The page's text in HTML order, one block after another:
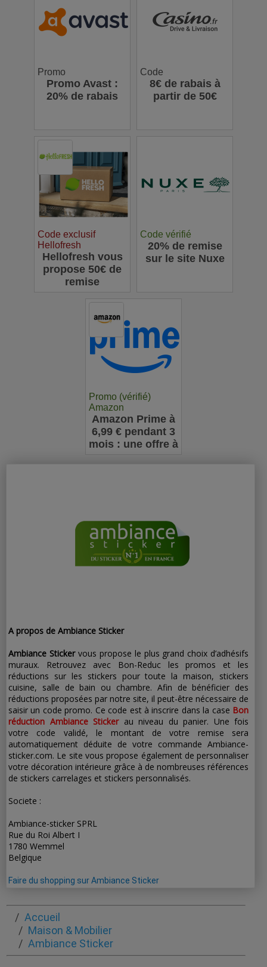
Promo
Promo Avast :
20% de rabais
Code
8€ de rabais à
partir de 50€
Code exclusif
Hellofresh
Hellofresh vous
propose 50€ de
remise
Code vérifié
20% de remise
sur le site Nuxe
Promo (vérifié)
Amazon
Amazon Prime à
6,99 € pendant 3
mois : une offre à
A propos de Ambiance Sticker
Ambiance Stickervous propose le plus grand choix d’adhésifs
muraux. Retrouvez avec Bon-Reduc les promos et les
réductions sur les stickers pour toute la maison, stickers
cuisine, salle de bain ou chambre. Afin de bénéficier des
réductions proposées par notre site, il peut-être nécessaire de
saisir un code promo. Ce code est à inscrire dans la case Bon
réduction Ambiance Stickerau niveau du panier. Une fois
votre code validé, le montant de votre remise sera
automatiquement déduite de votre commande Ambiance-
sticker.com. Le site vous propose également de personnaliser
votre décoration intérieure grâce à de nombreuses références
de stickers carrelages et stickers personnalisés.
Societe :
Ambiance-sticker SPRL
Rue du Roi Albert I
1780 Wemmel
Belgique
Faire du shopping sur Ambiance Sticker
Accueil
Maison & Mobilier
Ambiance Sticker